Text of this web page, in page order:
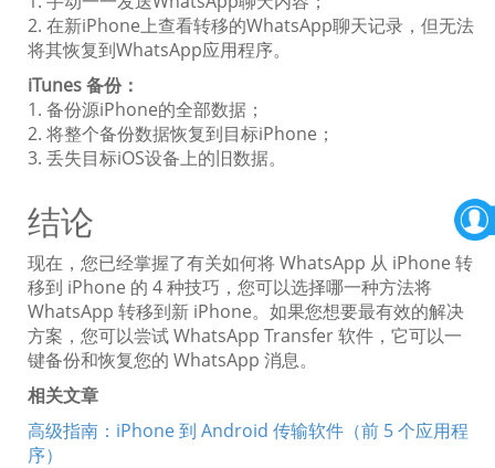
2. 在新iPhone上查看转移的WhatsApp聊天记录，但无法
将其恢复到WhatsApp应用程序。
iTunes 备份：
1. 备份源iPhone的全部数据；
2. 将整个备份数据恢复到目标iPhone；
3. 丢失目标iOS设备上的旧数据。
结论
现在，您已经掌握了有关如何将 WhatsApp 从 iPhone 转
移到 iPhone 的 4 种技巧，您可以选择哪一种方法将
WhatsApp 转移到新 iPhone。如果您想要最有效的解决
方案，您可以尝试 WhatsApp Transfer 软件，它可以一
键备份和恢复您的 WhatsApp 消息。
相关文章
高级指南：iPhone 到 Android 传输软件（前 5 个应用程
序）